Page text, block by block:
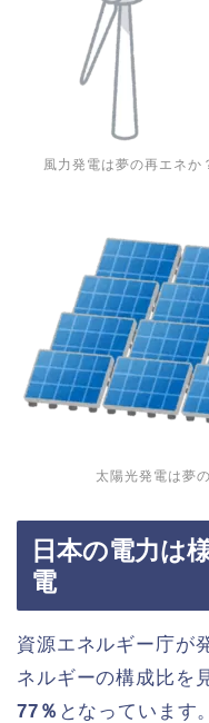
風力発電は夢の再エネか
太陽光発電は夢
日本の電力は
電
資源エネルギー庁が
ネルギーの構成比を
77％ となっています。